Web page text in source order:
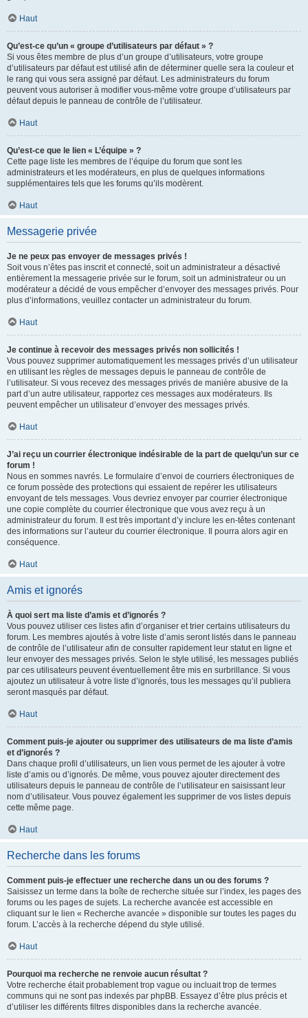
Haut
Qu’est-ce qu’un « groupe d’utilisateurs par défaut » ?
Si vous êtes membre de plus d’un groupe d’utilisateurs, votre groupe
d’utilisateurs par défaut est utilisé afin de déterminer quelle sera la couleur et
le rang qui vous sera assigné par défaut. Les administrateurs du forum
peuvent vous autoriser à modifier vous-même votre groupe d’utilisateurs par
défaut depuis le panneau de contrôle de l’utilisateur.
Haut
Qu’est-ce que le lien « L’équipe » ?
Cette page liste les membres de l’équipe du forum que sont les
administrateurs et les modérateurs, en plus de quelques informations
supplémentaires tels que les forums qu’ils modèrent.
Haut
Messagerie privée
Je ne peux pas envoyer de messages privés !
Soit vous n’êtes pas inscrit et connecté, soit un administrateur a désactivé
entièrement la messagerie privée sur le forum, soit un administrateur ou un
modérateur a décidé de vous empêcher d’envoyer des messages privés. Pour
plus d’informations, veuillez contacter un administrateur du forum.
Haut
Je continue à recevoir des messages privés non sollicités !
Vous pouvez supprimer automatiquement les messages privés d’un utilisateur
en utilisant les règles de messages depuis le panneau de contrôle de
l’utilisateur. Si vous recevez des messages privés de manière abusive de la
part d’un autre utilisateur, rapportez ces messages aux modérateurs. Ils
peuvent empêcher un utilisateur d’envoyer des messages privés.
Haut
J’ai reçu un courrier électronique indésirable de la part de quelqu’un sur ce
forum !
Nous en sommes navrés. Le formulaire d’envoi de courriers électroniques de
ce forum possède des protections qui essaient de repérer les utilisateurs
envoyant de tels messages. Vous devriez envoyer par courrier électronique
une copie complète du courrier électronique que vous avez reçu à un
administrateur du forum. Il est très important d’y inclure les en-têtes contenant
des informations sur l’auteur du courrier électronique. Il pourra alors agir en
conséquence.
Haut
Amis et ignorés
À quoi sert ma liste d’amis et d’ignorés ?
Vous pouvez utiliser ces listes afin d’organiser et trier certains utilisateurs du
forum. Les membres ajoutés à votre liste d’amis seront listés dans le panneau
de contrôle de l’utilisateur afin de consulter rapidement leur statut en ligne et
leur envoyer des messages privés. Selon le style utilisé, les messages publiés
par ces utilisateurs peuvent éventuellement être mis en surbrillance. Si vous
ajoutez un utilisateur à votre liste d’ignorés, tous les messages qu’il publiera
seront masqués par défaut.
Haut
Comment puis-je ajouter ou supprimer des utilisateurs de ma liste d’amis
et d’ignorés ?
Dans chaque profil d’utilisateurs, un lien vous permet de les ajouter à votre
liste d’amis ou d’ignorés. De même, vous pouvez ajouter directement des
utilisateurs depuis le panneau de contrôle de l’utilisateur en saisissant leur
nom d’utilisateur. Vous pouvez également les supprimer de vos listes depuis
cette même page.
Haut
Recherche dans les forums
Comment puis-je effectuer une recherche dans un ou des forums ?
Saisissez un terme dans la boîte de recherche située sur l’index, les pages des
forums ou les pages de sujets. La recherche avancée est accessible en
cliquant sur le lien « Recherche avancée » disponible sur toutes les pages du
forum. L’accès à la recherche dépend du style utilisé.
Haut
Pourquoi ma recherche ne renvoie aucun résultat ?
Votre recherche était probablement trop vague ou incluait trop de termes
communs qui ne sont pas indexés par phpBB. Essayez d’être plus précis et
d’utiliser les différents filtres disponibles dans la recherche avancée.